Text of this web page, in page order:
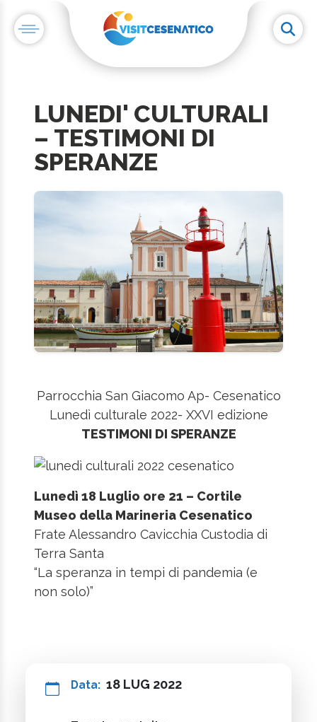
LUNEDI' CULTURALI
– TESTIMONI DI
SPERANZE
Parrocchia San Giacomo Ap- Cesenatico
Lunedì culturale 2022- XXVI edizione
TESTIMONI DI SPERANZE
Lunedì 18 Luglio ore 21 – Cortile
Museo della Marineria Cesenatico
Frate Alessandro Cavicchia Custodia di
Terra Santa
“La speranza in tempi di pandemia (e
non solo)”
Data: 18 LUG 2022